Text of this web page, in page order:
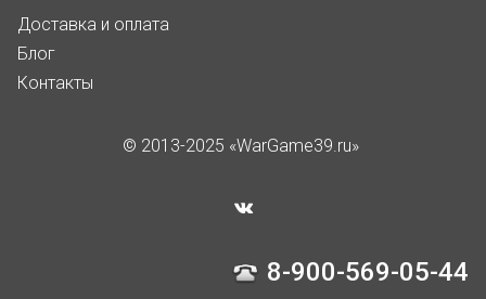
Доставка и оплата
Блог
Контакты
© 2013-2025 «WarGame39.ru»
8-900-569-05-44